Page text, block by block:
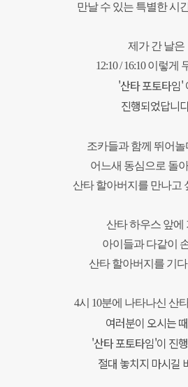
만날 수 있는 특별한 시
제가 간 날은
12:10 / 16:10이렇게
'산타 포토타임'
진행되었답니
조카들과 함께 뛰어놀
어느새 동심으로 돌
산타 할아버지를 만나고
산타 하우스 앞에
아이들과 다같이
산타 할아버지를 기
4시 10분에 나타나신 산
여러분이 오시는
'산타 포토타임'이 진
절대 놓치지 마시길